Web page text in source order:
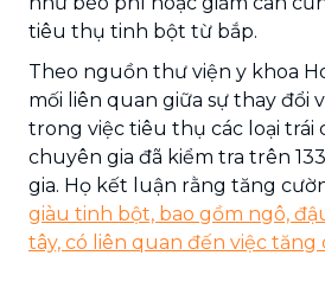
tiêu thụ tinh bột từ bắp.
Theo nguồn thư viện y khoa
mối liên quan giữa sự thay đổi
trong việc tiêu thụ các loại trái
chuyên gia đã kiểm tra trên
gia. Họ kết luận rằng tăng
giàu tinh bột, bao gồm ngô,
tây, có liên quan đến việc tăng